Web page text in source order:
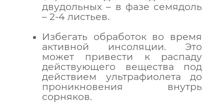
двудольных – в фазе семядоль
– 2-4 листьев.
Избегать обработок во время
активной инсоляции. Это
может привести к распаду
действующего вещества под
действием ультрафиолета до
проникновения внутрь
сорняков.